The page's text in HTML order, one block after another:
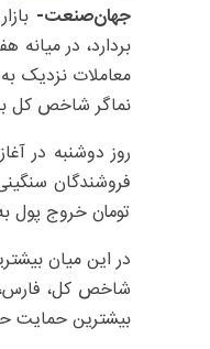
جهان‌صنعت-
نماگر شاخص کل با ثبت ۸/‏۱‌درصد رشد به کار
روز دوشنبه در
تومان خروج پول
در این میان
شاخص کل، فارس،
بیشترین حمایت